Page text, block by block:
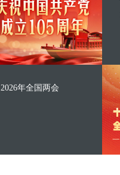
2026年全国两会